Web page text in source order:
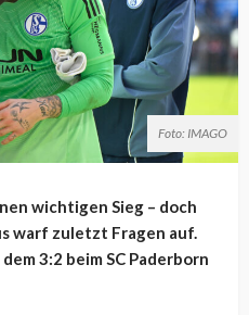
Foto: IMAGO
wichtigen Sieg – doch
warf zuletzt Fragen auf.
3:2 beim SC Paderborn